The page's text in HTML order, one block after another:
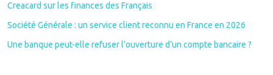
Creacard sur les finances des Français
Société Générale : un service client reconnu en France en 2026
Une banque peut-elle refuser l’ouverture d’un compte bancaire ?